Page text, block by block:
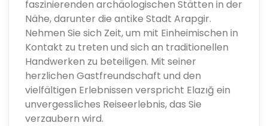
faszinierenden archäologischen Stätten in der
Nähe, darunter die antike Stadt Arapgir.
Nehmen Sie sich Zeit, um mit Einheimischen in
Kontakt zu treten und sich an traditionellen
Handwerken zu beteiligen. Mit seiner
herzlichen Gastfreundschaft und den
vielfältigen Erlebnissen verspricht Elazığ ein
unvergessliches Reiseerlebnis, das Sie
verzaubern wird.